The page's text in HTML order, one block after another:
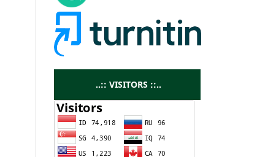
..:: VISITORS ::..